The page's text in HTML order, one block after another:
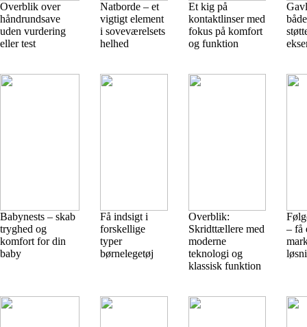
Overblik over
håndrundsave
uden vurdering
eller test
Natborde – et
vigtigt element
i soveværelsets
helhed
Et kig på
kontaktlinser med
fokus på komfort
og funktion
Babynests – skab
tryghed og
komfort for din
baby
Få indsigt i
forskellige
typer
børnelegetøj
Overblik:
Skridttællere med
moderne
teknologi og
klassisk funktion
– få